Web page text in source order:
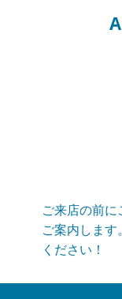
ハリマでは、誠
当社はGW休業
をおかけいたし
2024/12/23 NEWS
年末年始の営業
ご来店の前
ご案内しま
ください！